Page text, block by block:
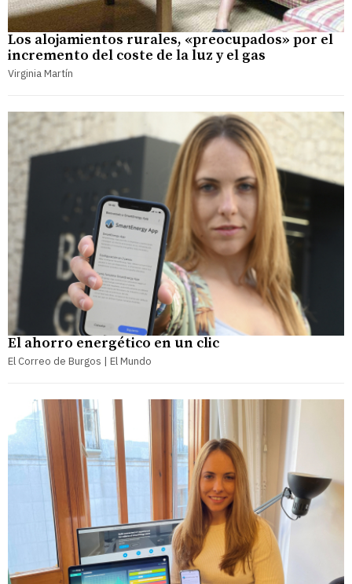
Los alojamientos rurales, «preocupados» por el
incremento del coste de la luz y el gas
Virginia Martín
El ahorro energético en un clic
El Correo de Burgos | El Mundo